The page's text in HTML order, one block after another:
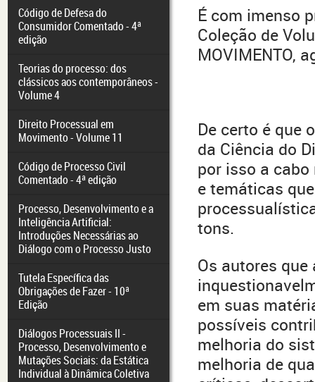
Código de Defesa do
Consumidor Comentado - 4ª
edição
Teorias do processo: dos
clássicos aos contemporâneos -
Volume 4
Direito Processual em
Movimento - Volume 11
Código de Processo Civil
Comentado - 4ª edição
Processo, Desenvolvimento e a
Inteligência Artificial:
Introduções Necessárias ao
Diálogo com o Processo Justo
Tutela Específica das
Obrigações de Fazer - 10ª
Edição
Diálogos Processuais II -
Processo, Desenvolvimento e
Mutações Sociais: da Estática
Individual à Dinâmica Coletiva
É com imenso
Coleção de
MOVIMENTO,
De certo é que
da Ciência do
por isso a
e temáticas
tons.
Os autores
em suas
possíveis
melhoria do
melhoria de